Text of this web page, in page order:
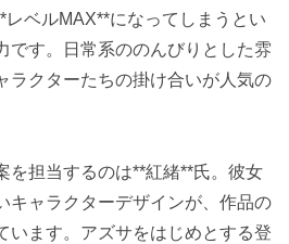
ベルMAX**になってしまうとい
です。日常系ののんびりとした雰
ラクターたちの掛け合いが人気の
を担当するのは**紅緒**氏。彼女
キャラクターデザインが、作品の
います。アズサをはじめとする登